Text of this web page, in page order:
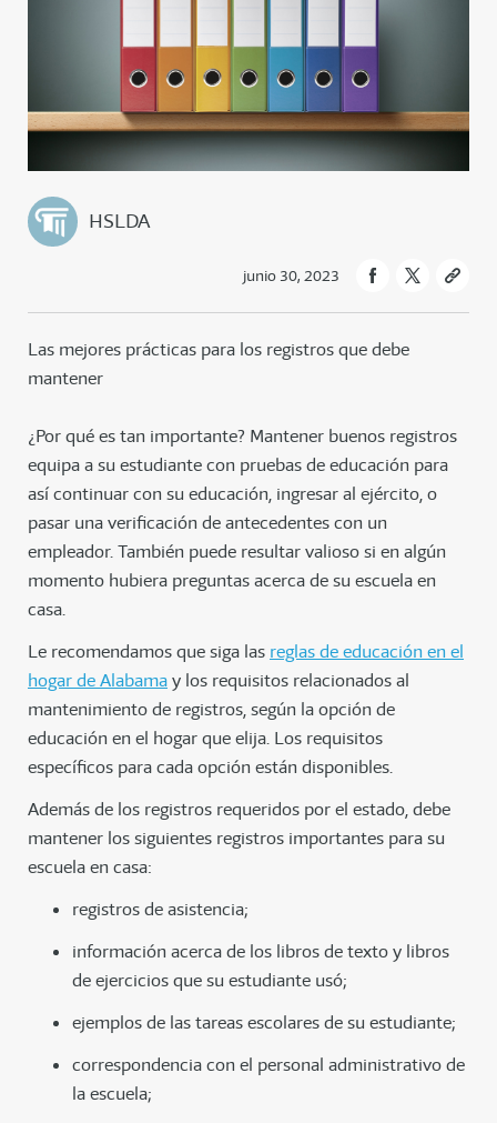
HSLDA
junio 30, 2023
Las mejores prácticas para los registros que debe
mantener
¿Por qué es tan importante? Mantener buenos registros
equipa a su estudiante con pruebas de educación para
así continuar con su educación, ingresar al ejército, o
pasar una verificación de antecedentes con un
empleador. También puede resultar valioso si en algún
momento hubiera preguntas acerca de su escuela en
casa.
Le recomendamos que siga las reglas de educación en el
hogar de Alabamay los requisitos relacionados al
mantenimiento de registros, según la opción de
educación en el hogar que elija. Los requisitos
específicos para cada opción están disponibles.
Además de los registros requeridos por el estado, debe
mantener los siguientes registros importantes para su
escuela en casa:
registros de asistencia;
información acerca de los libros de texto y libros
de ejercicios que su estudiante usó;
ejemplos de las tareas escolares de su estudiante;
correspondencia con el personal administrativo de
la escuela;